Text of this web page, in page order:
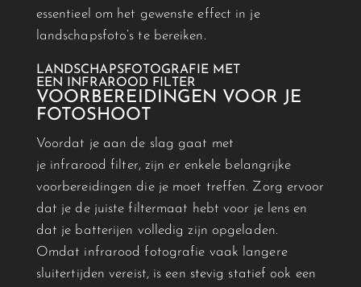
essentieel om het gewenste effect in je
landschapsfoto’s te bereiken.
LANDSCHAPSFOTOGRAFIE MET
EEN
INFRAROOD FILTER
VOORBEREIDINGEN VOOR JE
FOTOSHOOT
Voordat je aan de slag gaat met
je infrarood filter, zijn er enkele belangrijke
voorbereidingen die je moet treffen. Zorg ervoor
dat je de juiste filtermaat hebt voor je lens en
dat je batterijen volledig zijn opgeladen.
Omdat infrarood fotografie vaak langere
sluitertijden vereist, is een stevig statief ook een